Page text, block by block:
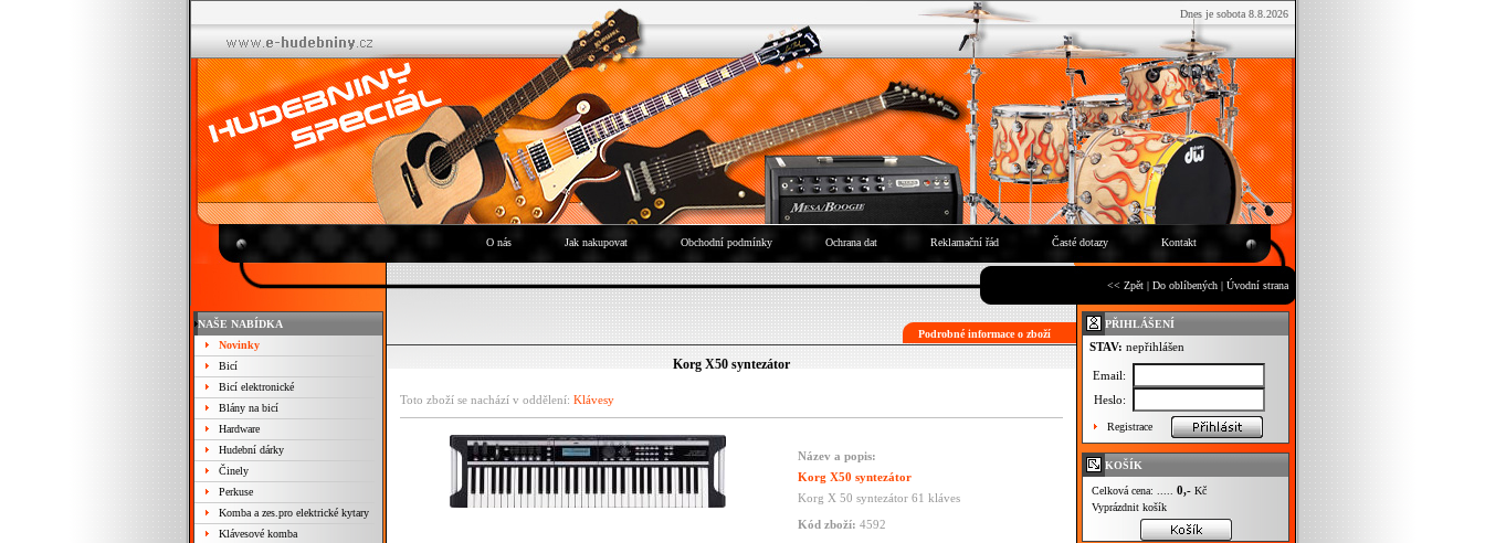
Dnes je sobota 8.8.2026
O nás Jak nakupovat Obchodní podmínky Ochrana dat Reklamační řád Časté dotazy Kontakt
<< Zpět | Do oblíbených | Úvodní strana
NAŠE NABÍDKA
Novinky
Bicí
Bicí elektronické
Blány na bicí
Hardware
Hudební dárky
Činely
Perkuse
Komba a zes.pro elektrické kytary
Klávesové komba
Podrobné informace o zboží
Korg X50 syntezátor
Toto zboží se nachází v oddělení: Klávesy
Název a popis:
Korg X50 syntezátor
Korg X 50 syntezátor 61 kláves
Kód zboží: 4592
PŘIHLÁŠENÍ
STAV: nepřihlášen
Email:
Heslo:
Registrace
KOŠÍK
Celková cena: ..... 0,- Kč
Vyprázdnit košík